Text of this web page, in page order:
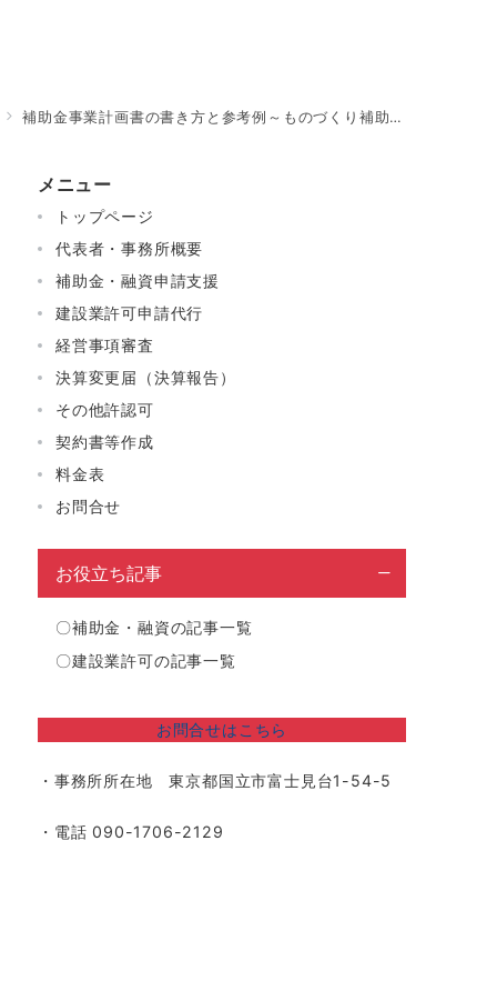
補助金事業計画書の書き方と参考例～ものづくり補助金、事業再構築補助金で採択された計画書の例～
メニュー
トップページ
代表者・事務所概要
補助金・融資申請支援
建設業許可申請代行
経営事項審査
決算変更届（決算報告）
その他許認可
契約書等作成
料金表
お問合せ
お役立ち記事
〇補助金・融資の記事一覧
〇建設業許可の記事一覧
お問合せはこちら
・事務所所在地 東京都国立市富士見台1-54-5
・電話 090-1706-2129